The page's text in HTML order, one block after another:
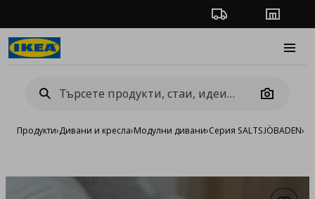
Проследяване на
Camera
Продукти›Дивани и кресла›Модулни дивани›Серия SALTSJÖBADEN›